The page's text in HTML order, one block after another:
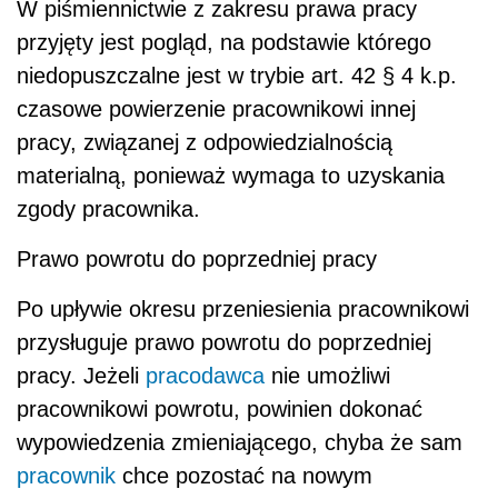
W piśmiennictwie z zakresu prawa pracy
przyjęty jest pogląd, na podstawie którego
niedopuszczalne jest w trybie art. 42 § 4 k.p.
czasowe powierzenie pracownikowi innej
pracy, związanej z odpowiedzialnością
materialną, ponieważ wymaga to uzyskania
zgody pracownika.
Prawo powrotu do poprzedniej pracy
Po upływie okresu przeniesienia pracownikowi
przysługuje prawo powrotu do poprzedniej
pracy. Jeżeli pracodawca nie umożliwi
pracownikowi powrotu, powinien dokonać
wypowiedzenia zmieniającego, chyba że sam
pracownik chce pozostać na nowym